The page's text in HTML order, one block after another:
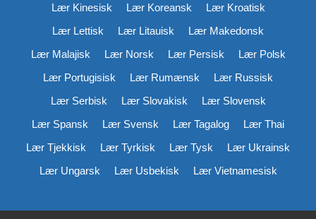
Lær Kinesisk
Lær Koreansk
Lær Kroatisk
Lær Lettisk
Lær Litauisk
Lær Makedonsk
Lær Malajisk
Lær Norsk Lær Persisk
Lær Polsk
Lær Portugisisk
Lær Rumænsk
Lær Russisk
Lær Serbisk
Lær Slovakisk
Lær Slovensk
Lær Spansk
Lær Svensk Lær Tagalog
Lær Thai
Lær Tjekkisk
Lær Tyrkisk Lær Tysk
Lær Ukrainsk
Lær Ungarsk
Lær Usbekisk Lær Vietnamesisk